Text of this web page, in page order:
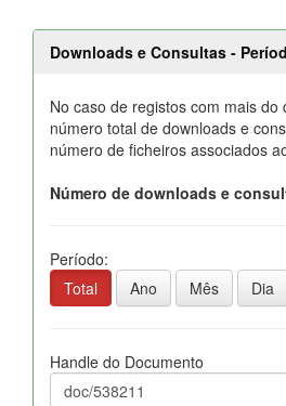
Downloads e Consultas -
No caso de registos com mais do
número total de downloads e
número de ficheiros associados
Número de downloads e
Período:
Total
Ano Mês Dia
Handle do Documento